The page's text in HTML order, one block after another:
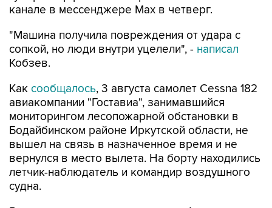
канале в мессенджере Мах в четверг.
"Машина получила повреждения от удара с
сопкой, но люди внутри уцелели", - написал
Кобзев.
Как сообщалось, 3 августа самолет Cessna 182
авиакомпании "Гоставиа", занимавшийся
мониторингом лесопожарной обстановки в
Бодайбинском районе Иркутской области, не
вышел на связь в назначенное время и не
вернулся в место вылета. На борту находились
летчик-наблюдатель и командир воздушного
судна.